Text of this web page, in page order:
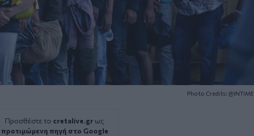
Photo Credits: @INTIME
Προσθέστε το cretalive.gr ως
προτιμώμενη πηγή στο Google